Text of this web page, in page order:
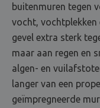
buitenmuren tegen
vocht, vochtplekken
gevel extra sterk
maar aan regen en
algen- en
langer van een
geïmpregneerde